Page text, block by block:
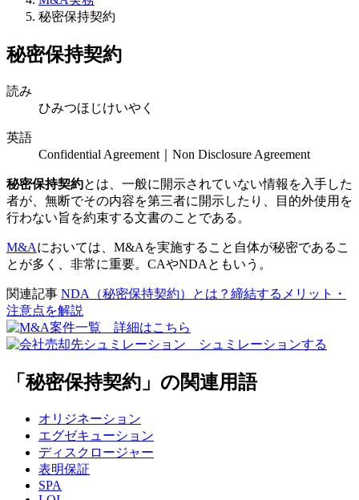
秘密保持契約
秘密保持契約
読み
ひみつほじけいやく
英語
Confidential Agreement｜Non Disclosure Agreement
秘密保持契約とは、一般に開示されていない情報を入手した
者が、無断でその内容を第三者に開示したり、目的外使用を
行わない旨を約束する文書のことである。
M&Aにおいては、M&Aを実施すること自体が秘密であるこ
とが多く、非常に重要。CAやNDAともいう。
関連記事 NDA（秘密保持契約）とは？締結するメリット・
注意点を解説
「秘密保持契約」の関連用語
オリジネーション
エグゼキューション
ディスクロージャー
表明保証
SPA